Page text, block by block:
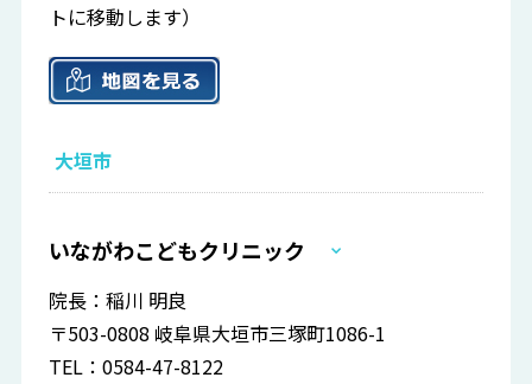
トに移動します）
大垣市
いながわこどもクリニック
院長：稲川 明良
〒503-0808 岐阜県大垣市三塚町1086-1
TEL：0584-47-8122